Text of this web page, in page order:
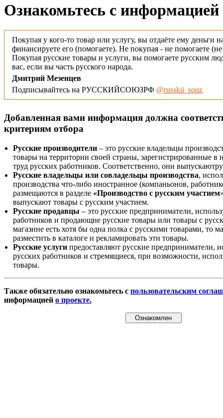
Ознакомьтесь с информацией
Покупая у кого-то товар или услугу, вы отдаёте ему деньги
финансируете его (помогаете). Не покупая - не помогаете
Покупая русские товары и услуги, вы помогаете русским
вас, если вы часть русского народа.
Дмитрий Мезенцев
Подписывайтесь на РУССКИЙСОЮЗРФ @russkii_souz
Добавленная вами информация должна
критериям отбора
Русские производители – это русские владельцы
товары на территории своей страны, зарегистрированные
труд русских работников. Соответственно, они
Русские владельцы или совладельцы производства,
производства что-либо иностранное (компаньонов,
размещаются в разделе «Производство с русским участием
выпускают товары с русским участием.
Русские продавцы – это русские предприниматели,
работников и продающие русские товары или товары с
магазине есть хотя бы одна полка с русскими товарами, то
разместить в каталоге и рекламировать эти товары.
Русские услуги предоставляют русские предприниматели,
русских работников и стремящиеся, при возможности,
товары.
Также обязательно ознакомьтесь с пользовательским
информацией о проекте.
Ознакомлен